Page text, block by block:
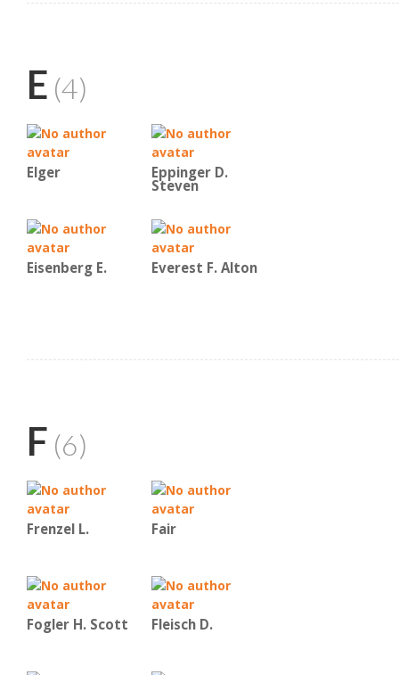
E (4)
Elger Eppinger D.
Steven
Eisenberg E. Everest F. Alton
F (6)
Frenzel L. Fair
Fogler H. Scott Fleisch D.